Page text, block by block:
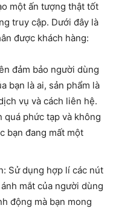
một ấn tượng thật tốt
truy cập. Dưới đây là
được khách hàng:
đảm bảo người dùng
bạn là ai, sản phẩm là
vụ và cách liên hệ.
quá phức tạp và không
bạn đang mất một
Sử dụng hợp lí các nút
mắt của người dùng
động mà bạn mong